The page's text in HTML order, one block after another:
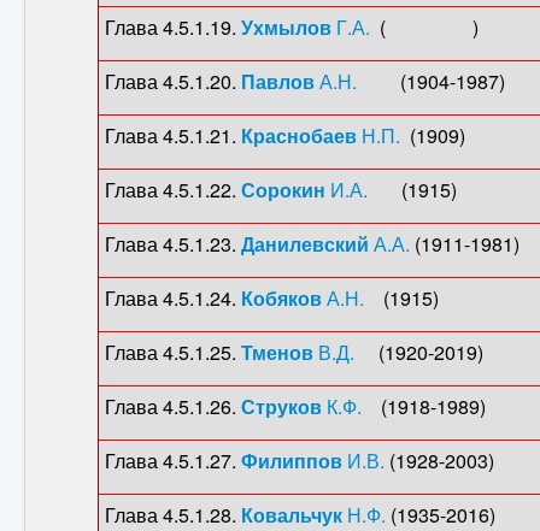
Глава 4.5.1.19. Ухмылов Г.А. ( ) 1-й
Глава 4.5.1.20. ПавловА.Н. (1904-1987) 1-
Глава 4.5.1.21. Краснобаев Н.П. (1909) 1-й
Глава 4.5.1.22. Сорокин И.А. (1915) 1-й
Глава 4.5.1.23. Данилевский А.А. (1911-
Глава 4.5.1.24. КобяковА.Н. (1915) 1-й
Глава 4.5.1.25. Тменов В.Д. (1920-2019) 1-
Глава 4.5.1.26. Струков К.Ф. (1918-1989)
Глава 4.5.1.27. Филиппов И.В. (1928-2003)
Глава 4.5.1.28. Ковальчук Н.Ф. (1935-2016)